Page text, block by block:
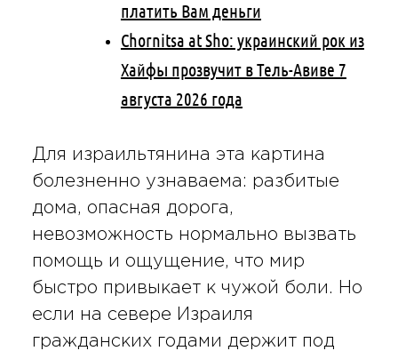
платить Вам деньги
Chornitsa at Sho: украинский рок из
Хайфы прозвучит в Тель-Авиве 7
августа 2026 года
Для израильтянина эта картина
болезненно узнаваема: разбитые
дома, опасная дорога,
невозможность нормально вызвать
помощь и ощущение, что мир
быстро привыкает к чужой боли. Но
если на севере Израиля
гражданских годами держит под